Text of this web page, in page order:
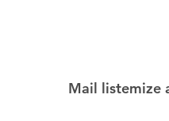
Mail listemize